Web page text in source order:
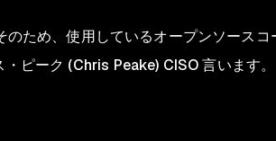
のため、使用しているオープンソース
ピーク (Chris Peake) CISO 言います